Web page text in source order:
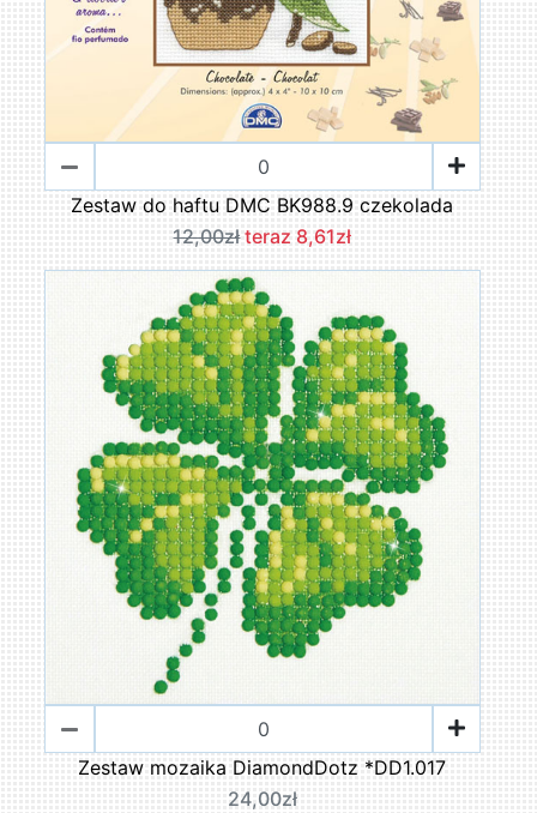
Zestaw do haftu DMC BK988.9 czekolada
12,00zł teraz 8,61zł
Zestaw mozaika DiamondDotz *DD1.017
24,00zł